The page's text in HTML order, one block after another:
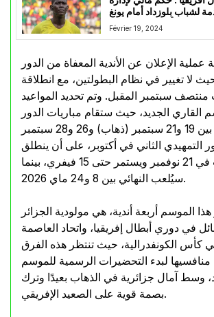
المباراة القادمة لشباب بلوزداد أمام يونغ
أفريكانز التنزاني
Février 19, 2024
الإعلان عن الأندية المعفاة من الدور
لا تغيير في نظام البطولتين، مع انطلاقة
منتصف سبتمبر المقبل. وتم تحديد المواعيد
القاري الجديد، حيث ستقام مباريات الدور
التمهيدي الأول بين 19 و21 سبتمبر (ذهاب) و26 و28 سبتمبر
التمهيدي الثاني في أكتوبر، على أن ينطلق
دور المجموعات في 21 نوفمبر ويستمر حتى 15 فيفري، بينما
سيُلعب النهائي بين 8 و24 ماي 2026.
الموسم أربعة أندية، هي مولودية الجزائر
في دوري أبطال إفريقيا، واتحاد العاصمة
كأس الكونفدرالية، حيث تنتظر هذه الفرق
لبدء التحضيرات الرسمية للموسم
وسط آمال جزائرية في الذهاب بعيدًا وترك
بصمة قوية على الصعيد الإفريقي.